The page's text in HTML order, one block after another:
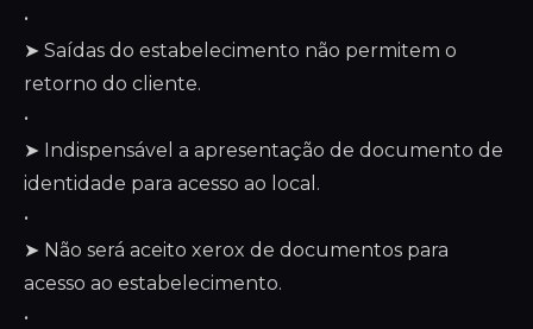
•
➤ Saídas do estabelecimento não permitem o
retorno do cliente.
•
➤ Indispensável a apresentação de documento de
identidade para acesso ao local.
•
➤ Não será aceito xerox de documentos para
acesso ao estabelecimento.
•